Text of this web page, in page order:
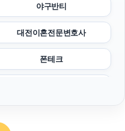
야구반티
대전이혼전문변호사
폰테크